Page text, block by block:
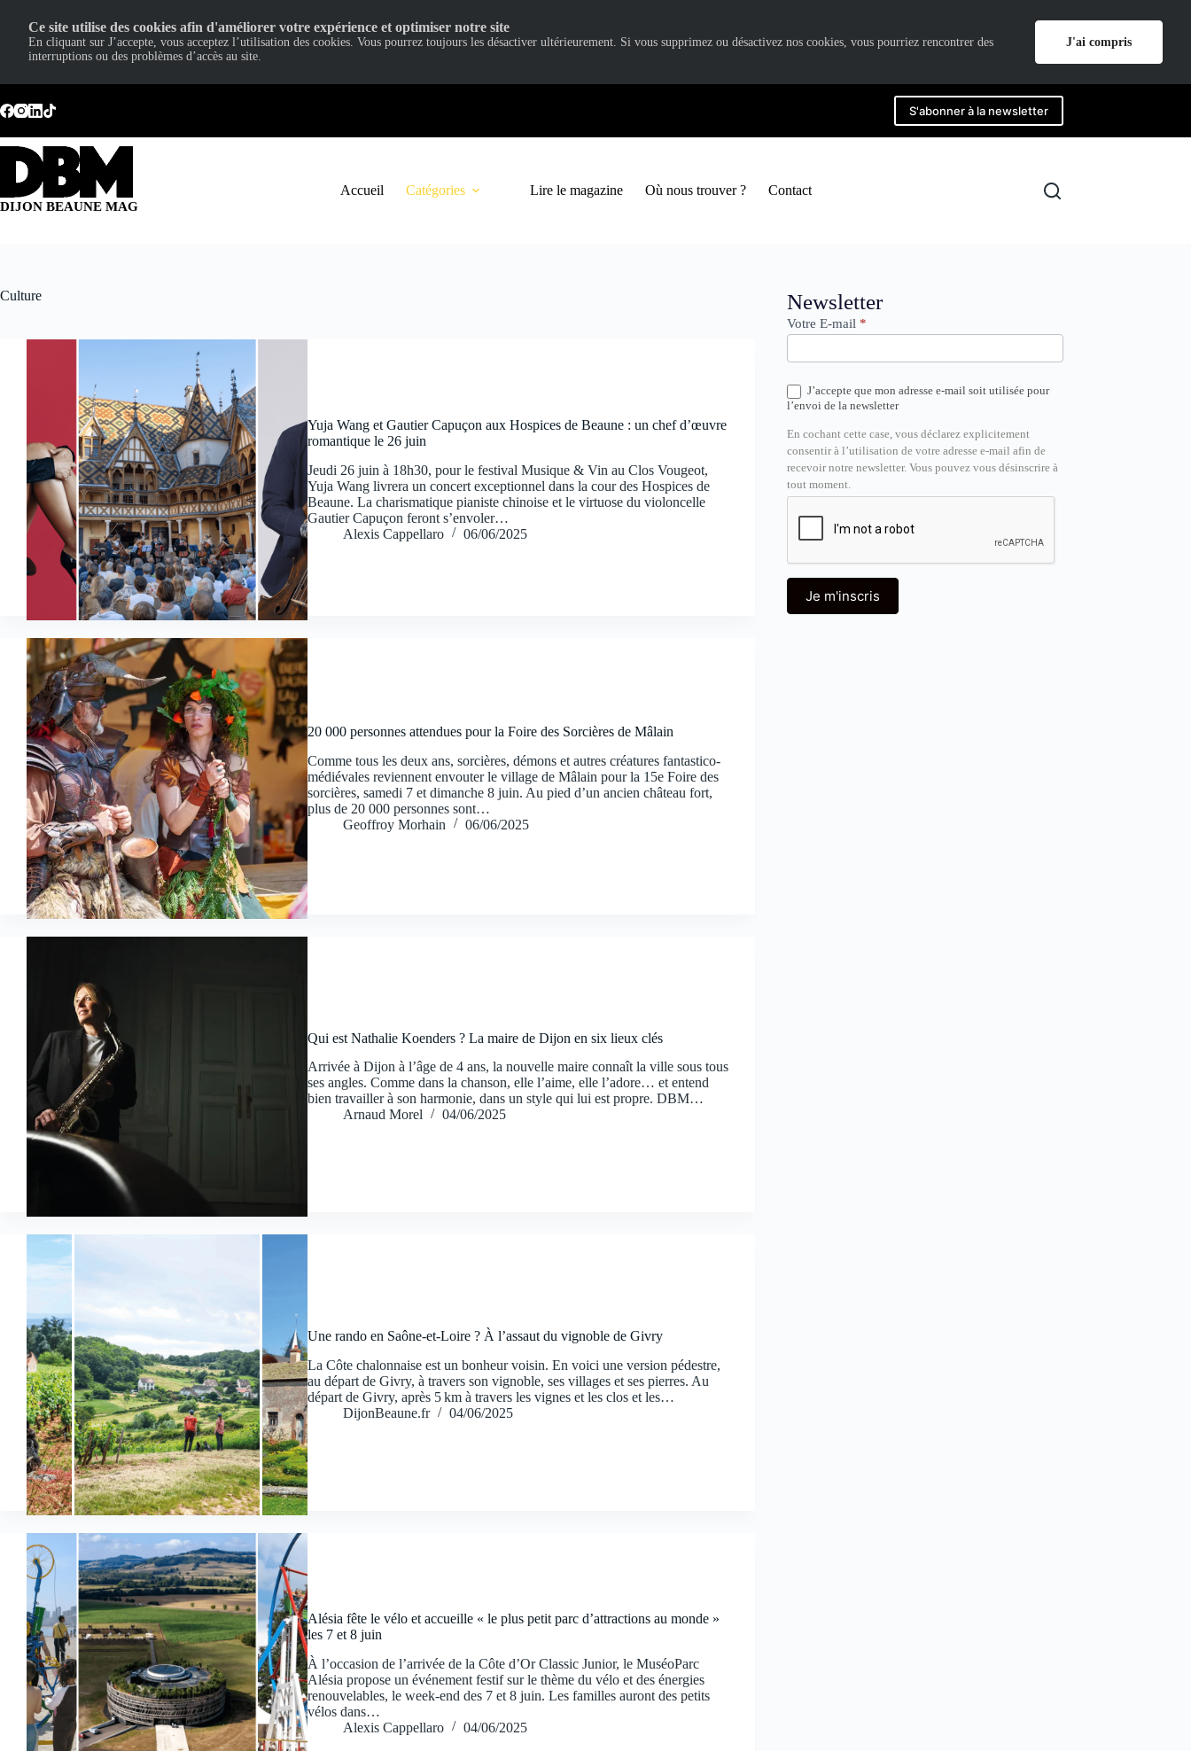
au
contenu
S'abonner à la newsletter
DIJON BEAUNE MAG
Accueil Catégories Lire le magazine Où nous trouver ? Contact
Culture
Yuja Wang et Gautier Capuçon aux Hospices de Beaune : un chef d’œuvre
romantique le 26 juin
Jeudi 26 juin à 18h30, pour le festival Musique & Vin au Clos Vougeot,
Yuja Wang livrera un concert exceptionnel dans la cour des Hospices de
Beaune. La charismatique pianiste chinoise et le virtuose du violoncelle
Gautier Capuçon feront s’envoler…
Alexis Cappellaro
06/06/2025
20 000 personnes attendues pour la Foire des Sorcières de Mâlain
Comme tous les deux ans, sorcières, démons et autres créatures fantastico-
médiévales reviennent envouter le village de Mâlain pour la 15e Foire des
sorcières, samedi 7 et dimanche 8 juin. Au pied d’un ancien château fort,
plus de 20 000 personnes sont…
Geoffroy Morhain
06/06/2025
Qui est Nathalie Koenders ? La maire de Dijon en six lieux clés
Arrivée à Dijon à l’âge de 4 ans, la nouvelle maire connaît la ville sous tous
ses angles. Comme dans la chanson, elle l’aime, elle l’adore… et entend
bien travailler à son harmonie, dans un style qui lui est propre. DBM…
Arnaud Morel
04/06/2025
Une rando en Saône-et-Loire ? À l’assaut du vignoble de Givry
La Côte chalonnaise est un bonheur voisin. En voici une version pédestre,
au départ de Givry, à travers son vignoble, ses villages et ses pierres. Au
départ de Givry, après 5 km à travers les vignes et les clos et les…
DijonBeaune.fr
04/06/2025
Alésia fête le vélo et accueille « le plus petit parc d’attractions au monde »
les 7 et 8 juin
À l’occasion de l’arrivée de la Côte d’Or Classic Junior, le MuséoParc
Alésia propose un événement festif sur le thème du vélo et des énergies
renouvelables, le week-end des 7 et 8 juin. Les familles auront des petits
vélos dans…
Alexis Cappellaro
04/06/2025
Newsletter
Newsletter
Votre E-mail *
J’accepte que mon adresse e-mail soit utilisée pour
l’envoi de la newsletter
En cochant cette case, vous déclarez explicitement
consentir à l’utilisation de votre adresse e-mail afin de
recevoir notre newsletter. Vous pouvez vous désinscrire à
tout moment.
Je m'inscris
Ce site utilise des cookies afin d'améliorer votre expérience et optimiser notre site
En cliquant sur J’accepte, vous acceptez l’utilisation des cookies. Vous pourrez toujours les désactiver ultérieurement. Si vous supprimez ou désactivez nos cookies, vous pourriez rencontrer des
interruptions ou des problèmes d’accès au site.
J'ai compris